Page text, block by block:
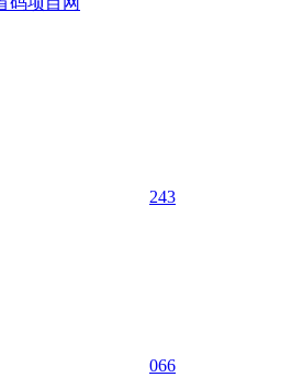
243
066